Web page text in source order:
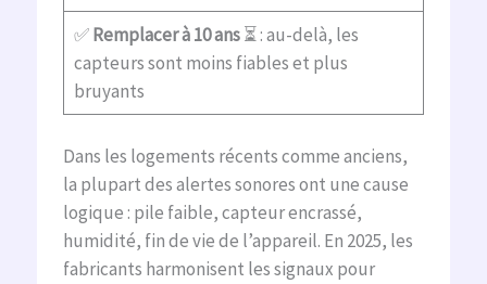
✅Remplacer à 10 ans⏳ : au-delà, les
capteurs sont moins fiables et plus
bruyants
Dans les logements récents comme anciens,
la plupart des alertes sonores ont une cause
logique : pile faible, capteur encrassé,
humidité, fin de vie de l’appareil. En 2025, les
fabricants harmonisent les signaux pour